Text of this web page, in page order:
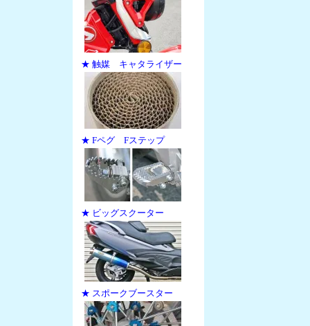
★ 触媒 キャタライザー
★ Fペグ Fステップ
★ ビッグスクーター
★ スポークブースター